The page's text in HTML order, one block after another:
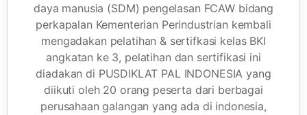
daya manusia (SDM) pengelasan FCAW bidang
perkapalan Kementerian Perindustrian kembali
mengadakan pelatihan & sertifkasi kelas BKI
angkatan ke 3, pelatihan dan sertifikasi ini
diadakan di PUSDIKLAT PAL INDONESIA yang
diikuti oleh 20 orang peserta dari berbagai
perusahaan galangan yang ada di indonesia,